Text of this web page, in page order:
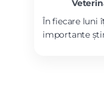
În fiecare luni
importante